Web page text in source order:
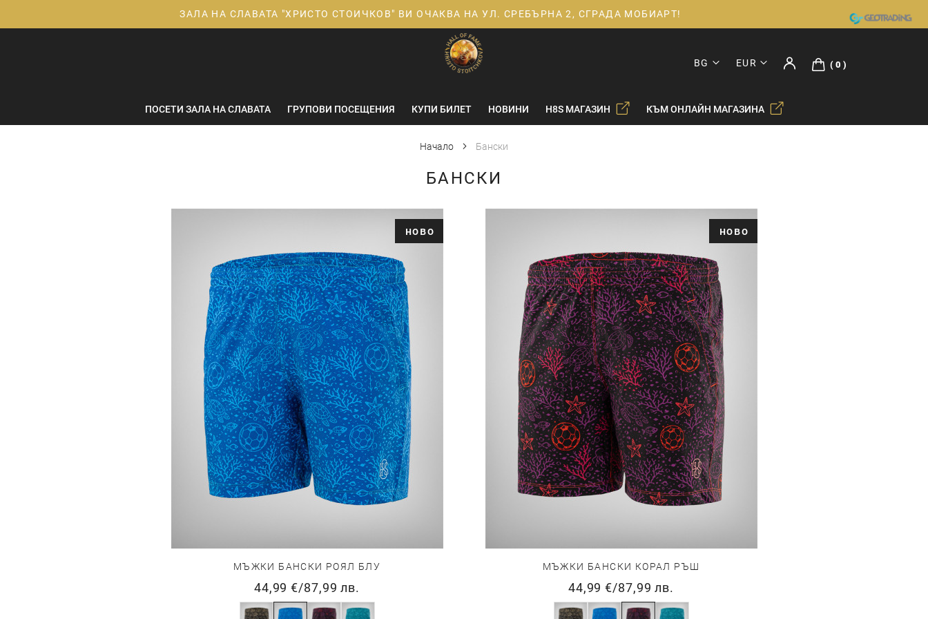
към
ЗАЛА НА СЛАВАТА "ХРИСТО СТОИЧКОВ" ВИ ОЧАКВА НА УЛ. СРЕБЪРНА 2, СГРАДА МОБИАРТ!
BG EUR 0
ПОСЕТИ ЗАЛА НА СЛАВАТА ГРУПОВИ ПОСЕЩЕНИЯ КУПИ БИЛЕТ НОВИНИ H8S МАГАЗИН КЪМ ОНЛАЙН МАГАЗИНА
Начало Бански
БАНСКИ
ново
МЪЖКИ БАНСКИ РОЯЛ БЛУ
44,99 €/87,99 лв.
ново
МЪЖКИ БАНСКИ КОРАЛ РЪШ
44,99 €/87,99 лв.